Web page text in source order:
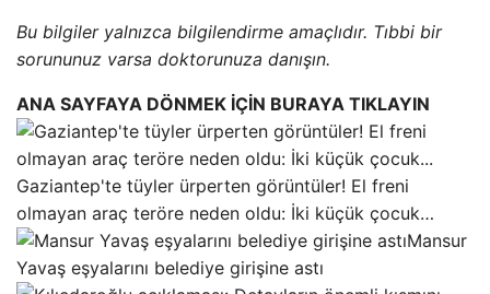
Bu bilgiler yalnızca bilgilendirme amaçlıdır. Tıbbi bir
sorununuz varsa doktorunuza danışın.
ANA SAYFAYA DÖNMEK İÇİN BURAYA TIKLAYIN
Gaziantep'te tüyler ürperten görüntüler! El freni
olmayan araç teröre neden oldu: İki küçük çocuk…
Mansur
Yavaş eşyalarını belediye girişine astı